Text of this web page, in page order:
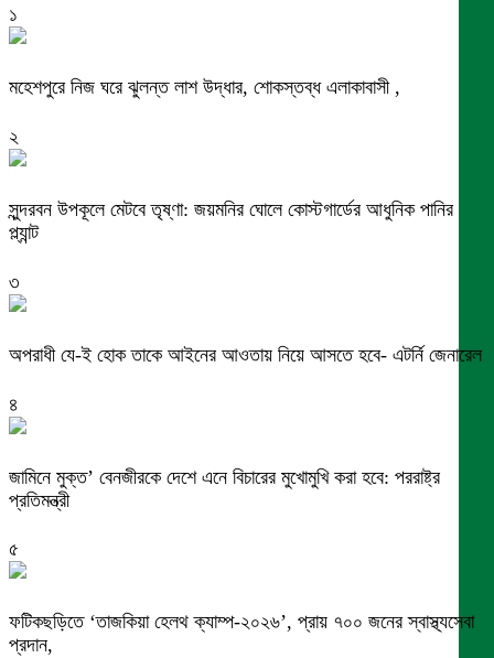
১
মহেশপুরে নিজ ঘরে ঝুলন্ত লাশ উদ্ধার, শোকস্তব্ধ এলাকাবাসী ,
২
সুন্দরবন উপকূলে মেটবে তৃষ্ণা: জয়মনির ঘোলে কোস্টগার্ডের আধুনিক পানির
প্ল্যান্ট
৩
অপরাধী যে-ই হোক তাকে আইনের আওতায় নিয়ে আসতে হবে- এটর্নি জেনারেল
৪
জামিনে মুক্ত’ বেনজীরকে দেশে এনে বিচারের মুখোমুখি করা হবে: পররাষ্ট্র
প্রতিমন্ত্রী
৫
ফটিকছড়িতে ‘তাজকিয়া হেলথ ক্যাম্প-২০২৬’, প্রায় ৭০০ জনের স্বাস্থ্যসেবা
প্রদান,